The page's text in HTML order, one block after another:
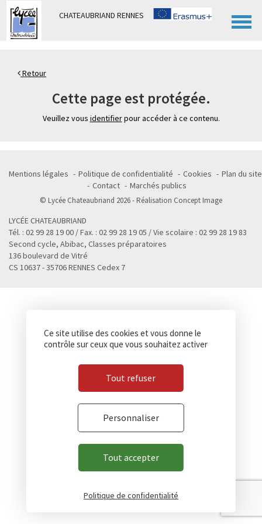
CHATEAUBRIAND RENNES
Retour
Cette page est protégée.
Veuillez vous identifierpour accéder à ce contenu.
Mentions légales Politique de confidentialité Cookies
Plan du site
Contact
Marchés publics
© Lycée Chateaubriand 2026 - Réalisation Concept Image
LYCÉE CHATEAUBRIAND
Tél. : 02 99 28 19 00 / Fax. : 02 99 28 19 05 / Vie scolaire : 02 99 28 19 83
Second cycle, Abibac, Classes préparatoires
136 boulevard de Vitré
CS 10637 - 35706 RENNES Cedex 7
Panneau de gestion des cookies
Ce site utilise des cookies et vous donne le
contrôle sur ceux que vous souhaitez activer
Tout accepter
Tout refuser
Personnaliser
Politique de confidentialité